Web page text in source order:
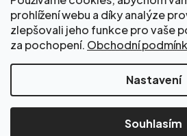
prohlížení webu a díky analýze
zlepšovali jeho funkce pro vaše
za pochopení. Obchodní
Nastavení
Souhlasím
Nakupte za 2 000 Kč a dopravu do
Volejte pondělí - pátek 9:00 až
info@pravebio.cz
Napište nám kdykoli, snažíme se
Vytvořil Shoptet
Copyright 2026
práva vyhrazena.Upravit